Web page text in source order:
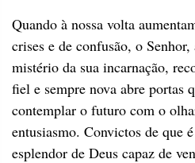
Quando à nossa volta
crises e de confusão, o
mistério da sua incarnação,
fiel e sempre nova abre portas
contemplar o futuro com o
entusiasmo. Convictos de que
esplendor de Deus capaz de